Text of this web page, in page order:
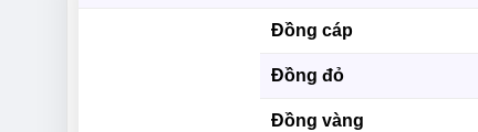
Đồng cáp
Đồng đỏ
Đồng vàng